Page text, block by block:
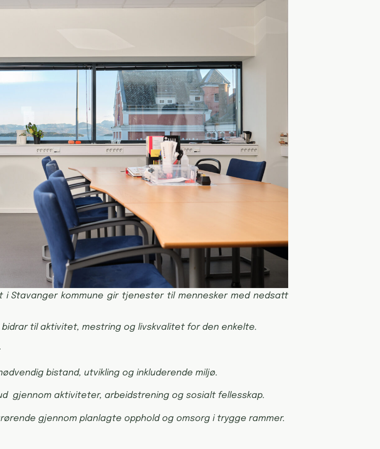
Stavanger kommune gir tjenester til mennesker med nedsatt
til aktivitet, mestring og livskvalitet for den enkelte.
bistand, utvikling og inkluderende miljø.
gjennom aktiviteter, arbeidstrening og sosialt fellesskap.
gjennom planlagte opphold og omsorg i trygge rammer.